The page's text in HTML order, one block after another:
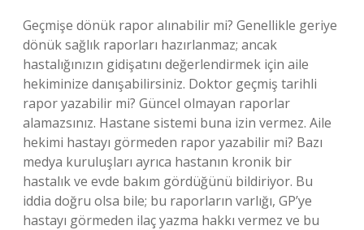
Geçmişe dönük rapor alınabilir mi? Genellikle geriye
dönük sağlık raporları hazırlanmaz; ancak
hastalığınızın gidişatını değerlendirmek için aile
hekiminize danışabilirsiniz. Doktor geçmiş tarihli
rapor yazabilir mi? Güncel olmayan raporlar
alamazsınız. Hastane sistemi buna izin vermez. Aile
hekimi hastayı görmeden rapor yazabilir mi? Bazı
medya kuruluşları ayrıca hastanın kronik bir
hastalık ve evde bakım gördüğünü bildiriyor. Bu
iddia doğru olsa bile; bu raporların varlığı, GP’ye
hastayı görmeden ilaç yazma hakkı vermez ve bu